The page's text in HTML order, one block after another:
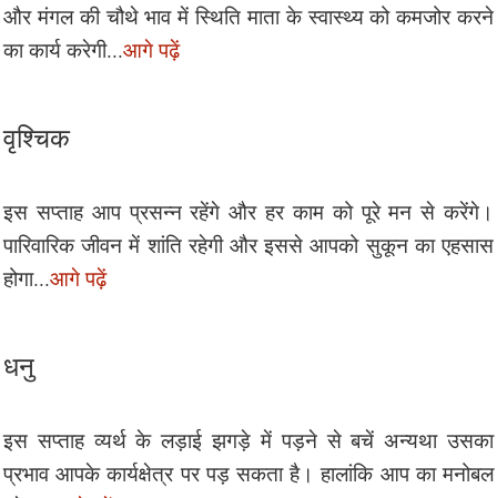
और मंगल की चौथे भाव में स्थिति माता के स्वास्थ्य को कमजोर करने
का कार्य करेगी...आगे पढ़ें
वृश्चिक
इस सप्ताह आप प्रसन्न रहेंगे और हर काम को पूरे मन से करेंगे।
पारिवारिक जीवन में शांति रहेगी और इससे आपको सुकून का एहसास
होगा...आगे पढ़ें
धनु
इस सप्ताह व्यर्थ के लड़ाई झगड़े में पड़ने से बचें अन्यथा उसका
प्रभाव आपके कार्यक्षेत्र पर पड़ सकता है। हालांकि आप का मनोबल